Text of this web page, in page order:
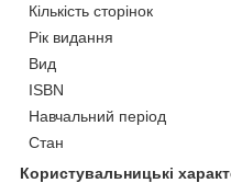
Кількість сторінок
Рік видання
Вид
ISBN
Навчальний період
Стан
Користувальницькі